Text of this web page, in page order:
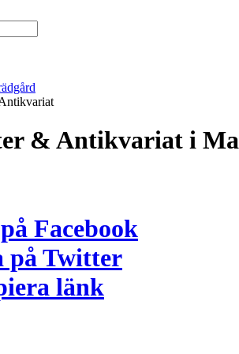
& Antikvariat i
Facebook
på Twitter
länk